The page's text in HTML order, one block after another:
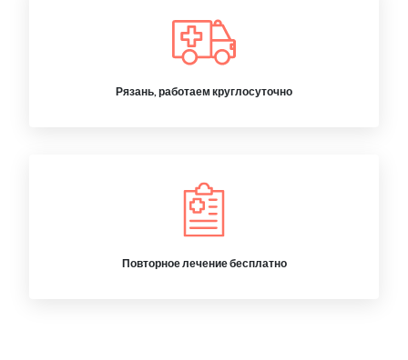
Рязань, работаем круглосуточно
Повторное лечение бесплатно